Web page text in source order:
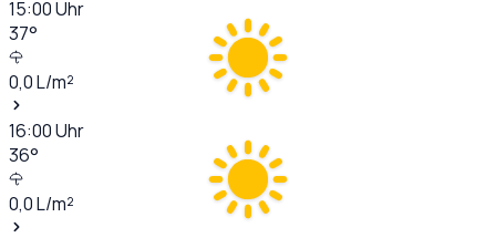
15:00Uhr
37°
0,0L/m²
16:00Uhr
36°
0,0L/m²